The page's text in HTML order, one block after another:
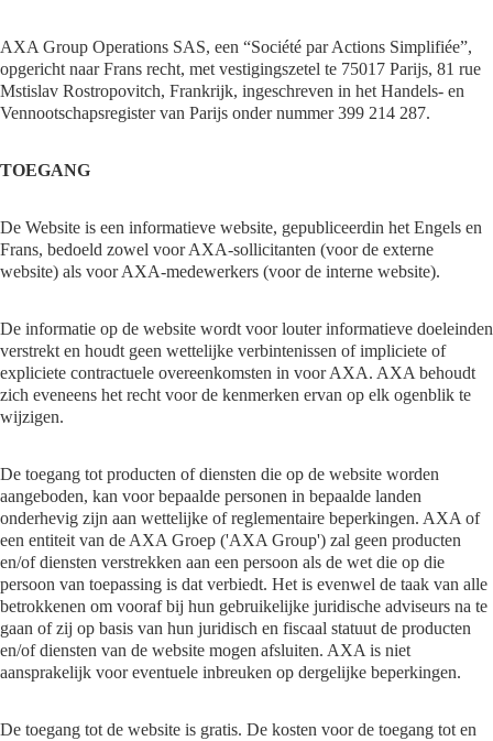
AXA Group Operations SAS, een “Société par Actions Simplifiée”,
opgericht naar Frans recht, met vestigingszetel te 75017 Parijs, 81 rue
Mstislav Rostropovitch, Frankrijk, ingeschreven in het Handels- en
Vennootschapsregister van Parijs onder nummer 399 214 287.
TOEGANG
De Website is een informatieve website, gepubliceerdin het Engels en
Frans, bedoeld zowel voor AXA-sollicitanten (voor de externe
website) als voor AXA-medewerkers (voor de interne website).
De informatie op de website wordt voor louter informatieve doeleinden
verstrekt en houdt geen wettelijke verbintenissen of impliciete of
expliciete contractuele overeenkomsten in voor AXA. AXA behoudt
zich eveneens het recht voor de kenmerken ervan op elk ogenblik te
wijzigen.
De toegang tot producten of diensten die op de website worden
aangeboden, kan voor bepaalde personen in bepaalde landen
onderhevig zijn aan wettelijke of reglementaire beperkingen. AXA of
een entiteit van de AXA Groep ('AXA Group') zal geen producten
en/of diensten verstrekken aan een persoon als de wet die op die
persoon van toepassing is dat verbiedt. Het is evenwel de taak van alle
betrokkenen om vooraf bij hun gebruikelijke juridische adviseurs na te
gaan of zij op basis van hun juridisch en fiscaal statuut de producten
en/of diensten van de website mogen afsluiten. AXA is niet
aansprakelijk voor eventuele inbreuken op dergelijke beperkingen.
De toegang tot de website is gratis. De kosten voor de toegang tot en